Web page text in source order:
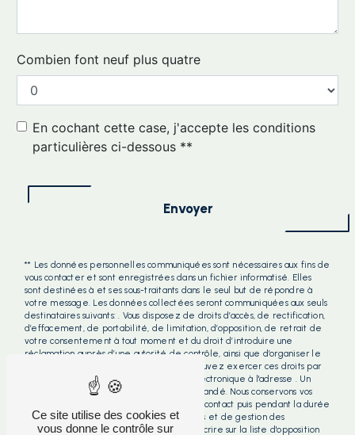
Combien font neuf plus quatre
En cochant cette case, j'accepte les conditions
particulières ci-dessous **
Envoyer
** Les données personnelles communiquées sont nécessaires aux fins de
vous contacter et sont enregistrées dans un fichier informatisé. Elles
sont destinées à et ses sous-traitants dans le seul but de répondre à
votre message. Les données collectées seront communiquées aux seuls
destinataires suivants: . Vous disposez de droits d’accès, de rectification,
d’effacement, de portabilité, de limitation, d’opposition, de retrait de
votre consentement à tout moment et du droit d’introduire une
réclamation auprès d’une autorité de contrôle, ainsi que d’organiser le
sort de vos données post-mortem. Vous pouvez exercer ces droits par
voie postale à l'adresse ou par courrier électronique à l'adresse . Un
justificatif d'identité pourra vous être demandé. Nous conservons vos
données pendant la période de prise de contact puis pendant la durée
de prescription légale aux fins probatoires et de gestion des
contentieux. Vous avez le droit de vous inscrire sur la liste d'opposition
Ce site utilise des cookies et
vous donne le contrôle sur